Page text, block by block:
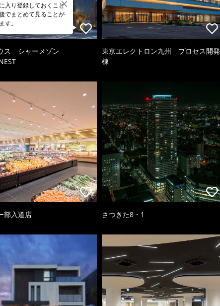
入り登録しておくこと
でまとめて見ることが
す。
ス シャーメゾン
東京エレクトロン九州 プロセス開発
棟
部入道店 さつきた8・1